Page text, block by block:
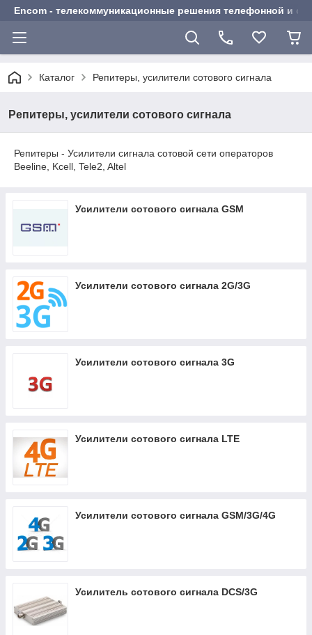
Encom - телекоммуникационные решения телефонной и
Каталог Репитеры, усилители сотового сигнала
Репитеры, усилители сотового сигнала
Репитеры - Усилители сигнала сотовой сети операторов
Beeline, Kcell, Tele2, Altel
Усилители сотового сигнала GSM
Усилители сотового сигнала 2G/3G
Усилители сотового сигнала 3G
Усилители сотового сигнала LTE
Усилители сотового сигнала GSM/3G/4G
Усилитель сотового сигнала DCS/3G